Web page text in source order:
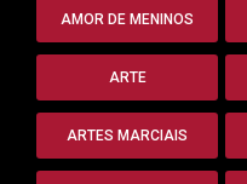
AMOR DE MENINOS
ARTE
ARTES MARCIAIS